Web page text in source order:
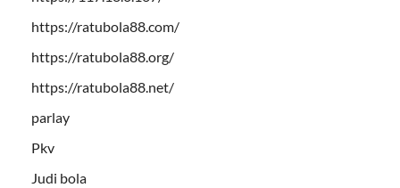
https://ratubola88.com/
https://ratubola88.org/
https://ratubola88.net/
parlay
Pkv
Judi bola